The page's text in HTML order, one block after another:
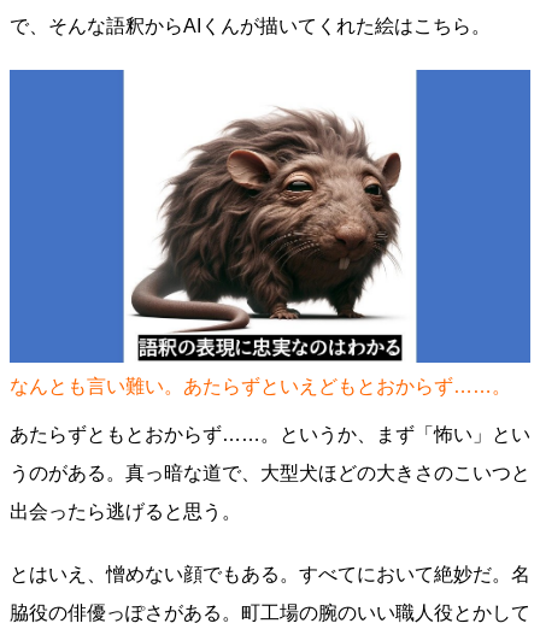
で、そんな語釈からAIくんが描いてくれた絵はこちら。
なんとも言い難い。あたらずといえどもとおからず……。
あたらずともとおからず……。というか、まず「怖い」とい
うのがある。真っ暗な道で、大型犬ほどの大きさのこいつと
出会ったら逃げると思う。
とはいえ、憎めない顔でもある。すべてにおいて絶妙だ。名
脇役の俳優っぽさがある。町工場の腕のいい職人役とかして